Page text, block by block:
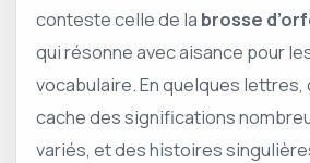
conteste celle de la brosse
qui résonne avec aisance pour
vocabulaire. En quelques
cache des significations
variés, et des histoires